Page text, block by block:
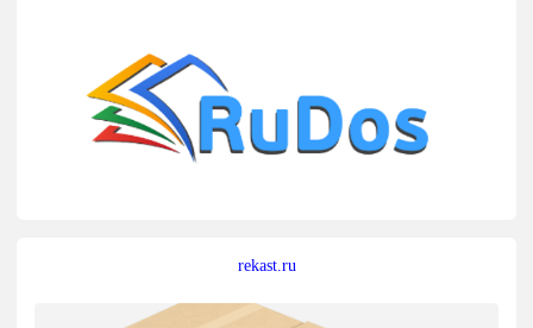
rekast.ru